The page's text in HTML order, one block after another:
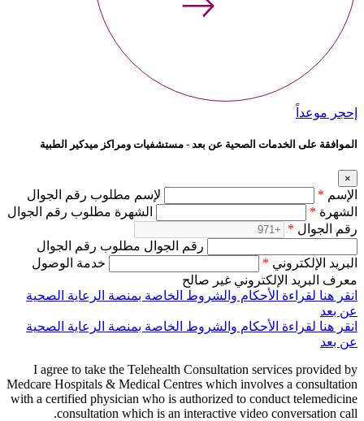
إحجر موعداً
الموافقة على الخدمات الصحية عن بعد - مستشفيات ومراكز ميدكير الطبية
×
الإسم *
لإسم مطلوب رقم الجوال
الشهرة *
الشهرة مطلوب رقم الجوال
رقم الجوال *
رقم الجوال مطلوب رقم الجوال
البريد الإلكتروني *
خدمة الوصول
معرف البريد الإلكتروني غير صالح
انقر هنا لقراءة الأحكام والشروط الخاصة بمنصة الرعاية الصحية
عن بعد
انقر هنا لقراءة الأحكام والشروط الخاصة بمنصة الرعاية الصحية
عن بعد
I agree to take the Telehealth Consultation services provided by
Medcare Hospitals & Medical Centres which involves a consultation
with a certified physician who is authorized to conduct telemedicine
consultation which is an interactive video conversation call.